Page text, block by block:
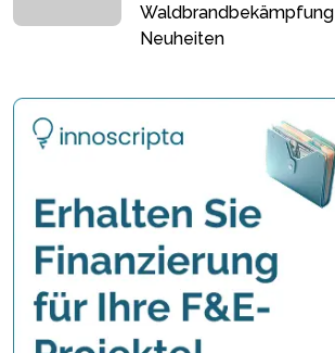
Waldbrandbekämpfung
Neuheiten